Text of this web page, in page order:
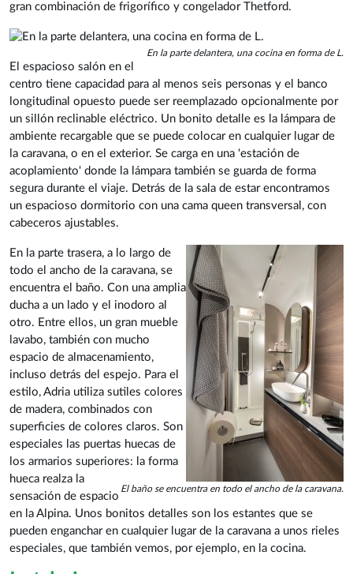
gran combinación de frigorífico y congelador Thetford.
En la parte delantera, una cocina en forma de L.
El espacioso salón en el
centro tiene capacidad para al menos seis personas y el banco
longitudinal opuesto puede ser reemplazado opcionalmente por
un sillón reclinable eléctrico. Un bonito detalle es la lámpara de
ambiente recargable que se puede colocar en cualquier lugar de
la caravana, o en el exterior. Se carga en una 'estación de
acoplamiento' donde la lámpara también se guarda de forma
segura durante el viaje. Detrás de la sala de estar encontramos
un espacioso dormitorio con una cama queen transversal, con
cabeceros ajustables.
El baño se encuentra en todo el ancho de la caravana.
En la parte trasera, a lo largo de
todo el ancho de la caravana, se
encuentra el baño. Con una amplia
ducha a un lado y el inodoro al
otro. Entre ellos, un gran mueble
lavabo, también con mucho
espacio de almacenamiento,
incluso detrás del espejo. Para el
estilo, Adria utiliza sutiles colores
de madera, combinados con
superficies de colores claros. Son
especiales las puertas huecas de
los armarios superiores: la forma
hueca realza la
sensación de espacio
en la Alpina. Unos bonitos detalles son los estantes que se
pueden enganchar en cualquier lugar de la caravana a unos rieles
especiales, que también vemos, por ejemplo, en la cocina.